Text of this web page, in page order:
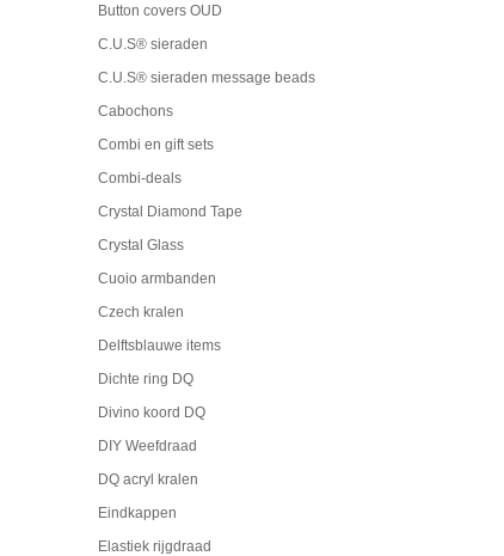
Button covers OUD
C.U.S® sieraden
C.U.S® sieraden message beads
Cabochons
Combi en gift sets
Combi-deals
Crystal Diamond Tape
Crystal Glass
Cuoio armbanden
Czech kralen
Delftsblauwe items
Dichte ring DQ
Divino koord DQ
DIY Weefdraad
DQ acryl kralen
Eindkappen
Elastiek rijgdraad